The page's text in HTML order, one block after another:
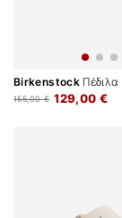
BirkenstockΠέδιλα
129,00 €
155,00 €